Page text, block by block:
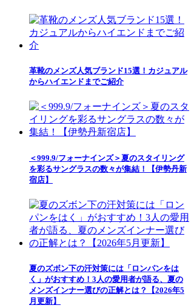
革靴のメンズ人気ブランド15選！カジュアル
からハイエンドまでご紹介
＜999.9/フォーナインズ＞夏のスタイリング
を彩るサングラスの数々が集結！【伊勢丹新
宿店】
夏のズボン下の汗対策には「ロンパンをは
く」がおすすめ！3人の愛用者が語る、夏の
メンズインナー選びの正解とは？【2026年5
月更新】